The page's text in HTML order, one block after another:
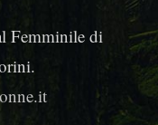
Femminile di